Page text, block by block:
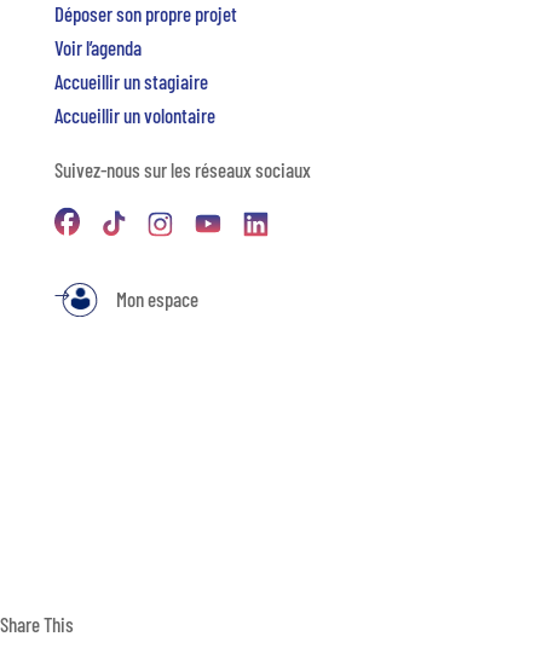
Déposer son propre projet
Voir l’agenda
Accueillir un stagiaire
Accueillir un volontaire
Suivez-nous sur les réseaux sociaux
Mon espace
Share This